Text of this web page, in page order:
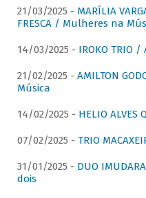
21/03/2025 - MARÍLIA
FRESCA / Mulheres na
14/03/2025 - IROKO TRIO
21/02/2025 - AMILTON
Música
14/02/2025 - HELIO ALVES
07/02/2025 - TRIO
31/01/2025 - DUO
dois